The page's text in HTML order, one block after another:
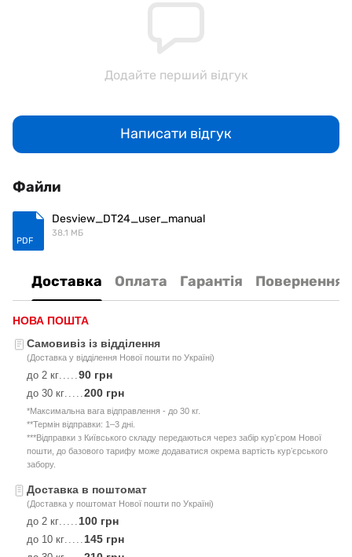
Додайте перший відгук
Написати відгук
Файли
PDF
Desview_DT24_user_manual
38.1 МБ
Доставка Оплата Гарантія Повернення
НОВА ПОШТА
Самовивіз із відділення
(Доставка у відділення Нової пошти по Україні)
до 2 кг 90 грн
до 30 кг 200 грн
*Максимальна вага відправлення - до 30 кг.
**Термін відправки: 1–3 дні.
***Відправки з Київського складу передаються через забір курʼєром Нової
пошти, до базового тарифу може додаватися окрема вартість курʼєрського
забору.
Доставка в поштомат
(Доставка у поштомат Нової пошти по Україні)
до 2 кг 100 грн
до 10 кг 145 грн